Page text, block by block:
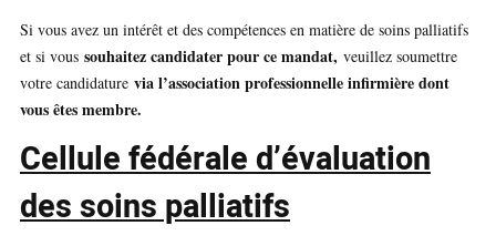
Si vous avez un intérêt et des compétences en matière de soins palliatifs
et si vous souhaitez candidater pour ce mandat, veuillez soumettre
votre candidature via l’association professionnelle infirmière dont
vous êtes membre.
Cellule fédérale d’évaluation
des soins palliatifs